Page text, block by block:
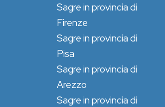
Sagre in provincia di
Firenze
Sagre in provincia di
Pisa
Sagre in provincia di
Arezzo
Sagre in provincia di